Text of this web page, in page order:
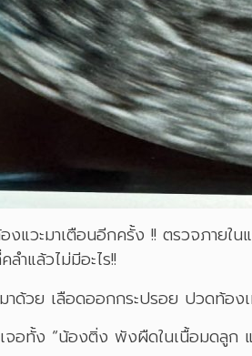
แวะมาเตือนอีกครั้ง !! ตรวจภายใน
ลำแล้วไม่มีอะไร!!
าด้วย เลือดออกกระปรอย ปวดท้อง
อทั้ง “น้องติ่ง พังผืดในเนื้อมดลูก แ